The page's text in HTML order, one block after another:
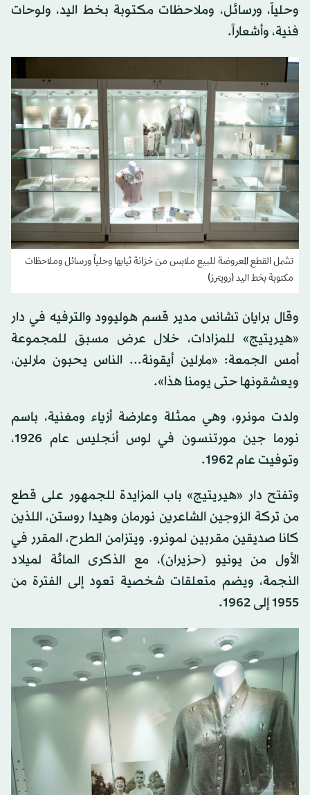
وحلياً، ورسائل، وملاحظات مكتوبة بخط اليد، ولوحات
فنية، وأشعاراً.
تشمل القطع المعروضة للبيع ملابس من خزانة ثيابها وحلياً ورسائل وملاحظات
مكتوبة بخط اليد (رويترز)
وقال برايان تشانس مدير قسم هوليوود والترفيه في دار
«هيريتيج» للمزادات، خلال عرض مسبق للمجموعة
أمس الجمعة: «مارلين أيقونة... الناس يحبون مارلين،
ويعشقونها حتى يومنا هذا».
ولدت مونرو، ‌وهي ممثلة ‌وعارضة أزياء ومغنية، باسم
نورما ​جين مورتنسون ‌في ⁠لوس ​أنجليس عام ⁠1926،
وتوفيت عام 1962.
وتفتح دار «هيريتيج» باب المزايدة للجمهور على قطع
من تركة الزوجين الشاعرين نورمان وهيدا روستن، اللذين
كانا صديقين مقربين لمونرو. ويتزامن الطرح، المقرر في
الأول من يونيو (حزيران)، مع الذكرى المائة لميلاد
النجمة، ويضم متعلقات شخصية تعود إلى الفترة من
⁠1955 إلى 1962.